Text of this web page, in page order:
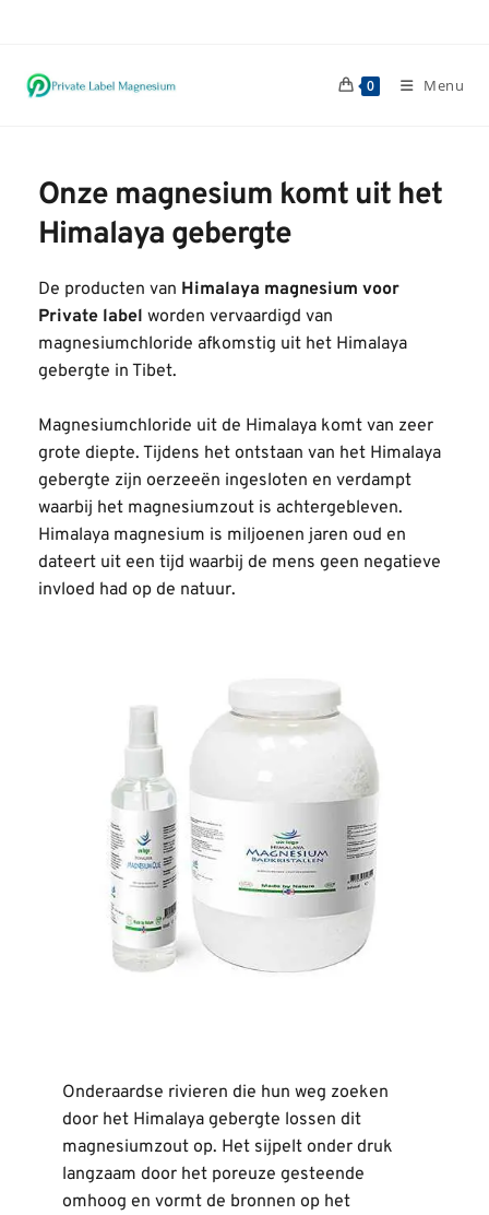
inhoud
0 Menu
Onze magnesium komt uit het
Himalaya gebergte
De producten van Himalaya magnesium voor
Private label worden vervaardigd van
magnesiumchloride afkomstig uit het Himalaya
gebergte in Tibet.
Magnesiumchloride uit de Himalaya komt van zeer
grote diepte. Tijdens het ontstaan van het Himalaya
gebergte zijn oerzeeën ingesloten en verdampt
waarbij het magnesiumzout is achtergebleven.
Himalaya magnesium is miljoenen jaren oud en
dateert uit een tijd waarbij de mens geen negatieve
invloed had op de natuur.
Onderaardse rivieren die hun weg zoeken
door het Himalaya gebergte lossen dit
magnesiumzout op. Het sijpelt onder druk
langzaam door het poreuze gesteende
omhoog en vormt de bronnen op het